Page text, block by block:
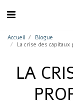
Accueil
Blogue
La crise des
LA